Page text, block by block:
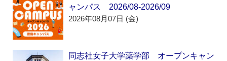
ャンパス 2026/08-2026/09
2026年08月07日 (金)
同志社女子大学薬学部 オープンキャン